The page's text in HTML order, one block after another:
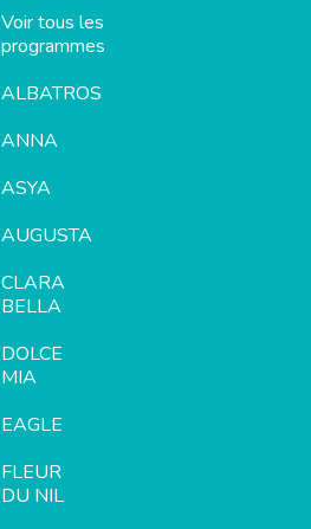
Voir tous les
programmes
ALBATROS
ANNA
ASYA
AUGUSTA
CLARA
BELLA
DOLCE
MIA
EAGLE
FLEUR
DU NIL